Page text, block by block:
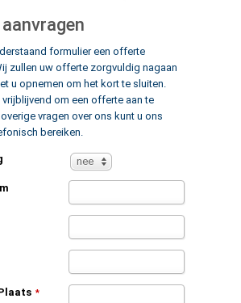
formulier een offerte
zullen uw offerte zorgvuldig nagaan
u opnemen om het kort te sluiten.
vrijblijvend om een offerte aan te
vragen over ons kunt u ons
bereiken.
nee
*